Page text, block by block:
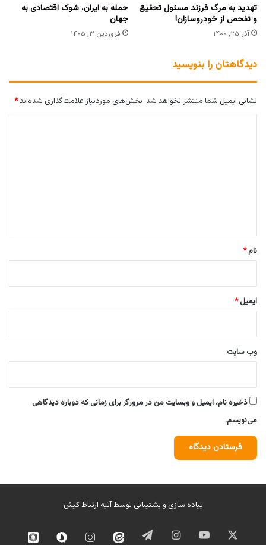
تهدید به مرگ فرزند مسئول تحقیق
و تفحص از خودروسازان!
آذر ۲۵, ۱۴۰۰
حمله به ایران، شوک اقتصادی به
جهان
فروردین ۳, ۱۴۰۵
دیدگاهتان را بنویسید
نشانی ایمیل شما منتشر نخواهد شد. بخش‌های موردنیاز علامت‌گذاری شده‌اند*
نام*
ایمیل*
وب‌ سایت
ذخیره نام، ایمیل و وبسایت من در مرورگر برای زمانی که دوباره دیدگاهی
می‌نویسم.
پیاده سازی و پشتیبانی توسطآتیه ارتباط کیش
ایکس یوتیوب اینستاگرامتلگرام ایتا اینستاگرامسروش